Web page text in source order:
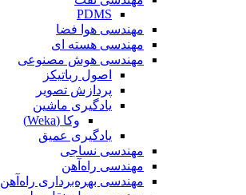
PDMS
مهندسی هوا فضا
مهندسی هسته ای
مهندسی هوش مصنوعی
اصول رباتیکز
پردازش تصویر
یادگیری ماشین
وکا (Weka)
یادگیری عمیق
مهندسی نساجی
مهندسی راه‌آهن
مهندسی بهره‌برداری راه‌آهن